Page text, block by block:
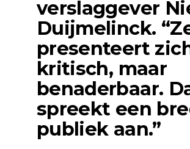
verslaggever
Duijmelinck.
presenteert
kritisch, maar
benaderbaar.
spreekt een
publiek aan.”